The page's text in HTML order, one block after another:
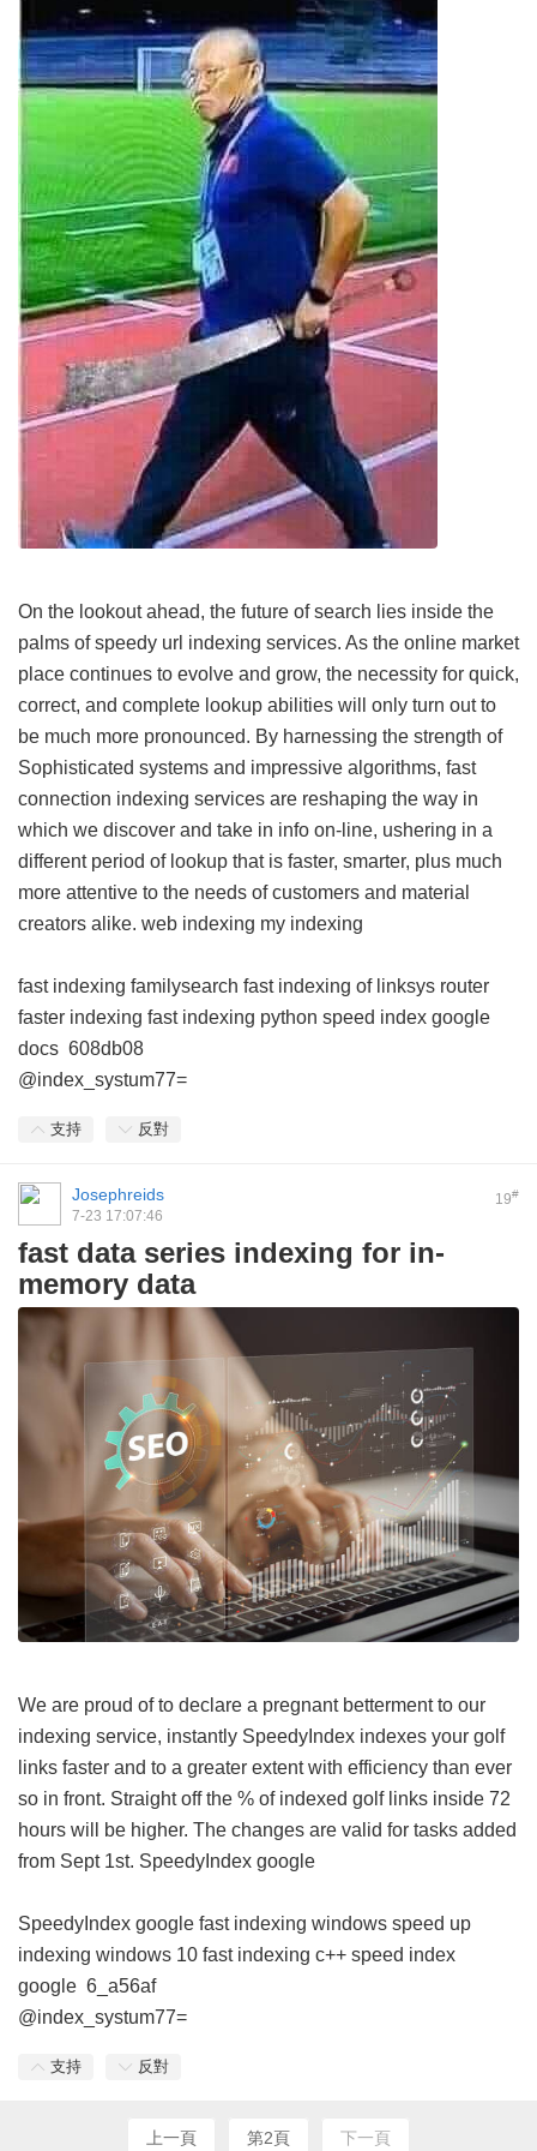
On the lookout ahead, the future of search lies inside the
palms of speedy url indexing services. As the online market
place continues to evolve and grow, the necessity for quick,
correct, and complete lookup abilities will only turn out to
be much more pronounced. By harnessing the strength of
Sophisticated systems and impressive algorithms, fast
connection indexing services are reshaping the way in
which we discover and take in info on-line, ushering in a
different period of lookup that is faster, smarter, plus much
more attentive to the needs of customers and material
creators alike. web indexing my indexing
fast indexing familysearch fast indexing of linksys router
faster indexing fast indexing python speed index google
docs 608db08
@index_systum77=
支持 反對
19#
Josephreids
7-23 17:07:46
fast data series indexing for in-
memory data
We are proud of to declare a pregnant betterment to our
indexing service, instantly SpeedyIndex indexes your golf
links faster and to a greater extent with efficiency than ever
so in front. Straight off the % of indexed golf links inside 72
hours will be higher. The changes are valid for tasks added
from Sept 1st. SpeedyIndex google
SpeedyIndex google fast indexing windows speed up
indexing windows 10 fast indexing c++ speed index
google 6_a56af
@index_systum77=
支持 反對
上一頁 第2頁 下一頁